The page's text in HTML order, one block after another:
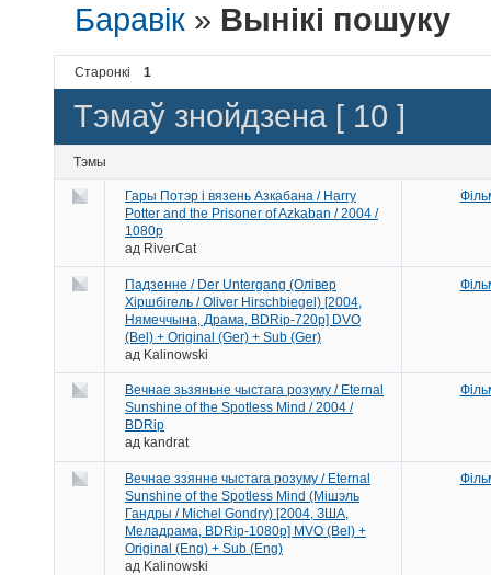
Баравік » Вынікі пошуку
Старонкі 1
Тэмаў знойдзена [ 10 ]
Тэмы
Гары Потэр і вязень Азкабана / Harry
Potter and the Prisoner of Azkaban / 2004 /
1080p
ад RiverCat
Падзенне / Der Untergang (Олівер
Хіршбігель / Oliver Hirschbiegel) [2004,
Нямеччына, Драма, BDRip-720p] DVO
(Bel) + Original (Ger) + Sub (Ger)
ад Kalinowski
Вечнае зьзяньне чыстага розуму / Eternal
Sunshine of the Spotless Mind / 2004 /
BDRip
ад kandrat
Вечнае ззянне чыстага розуму / Eternal
Sunshine of the Spotless Mind (Мішэль
Гандры / Michel Gondry) [2004, ЗША,
Меладрама, BDRip-1080p] MVO (Bel) +
Original (Eng) + Sub (Eng)
ад Kalinowski